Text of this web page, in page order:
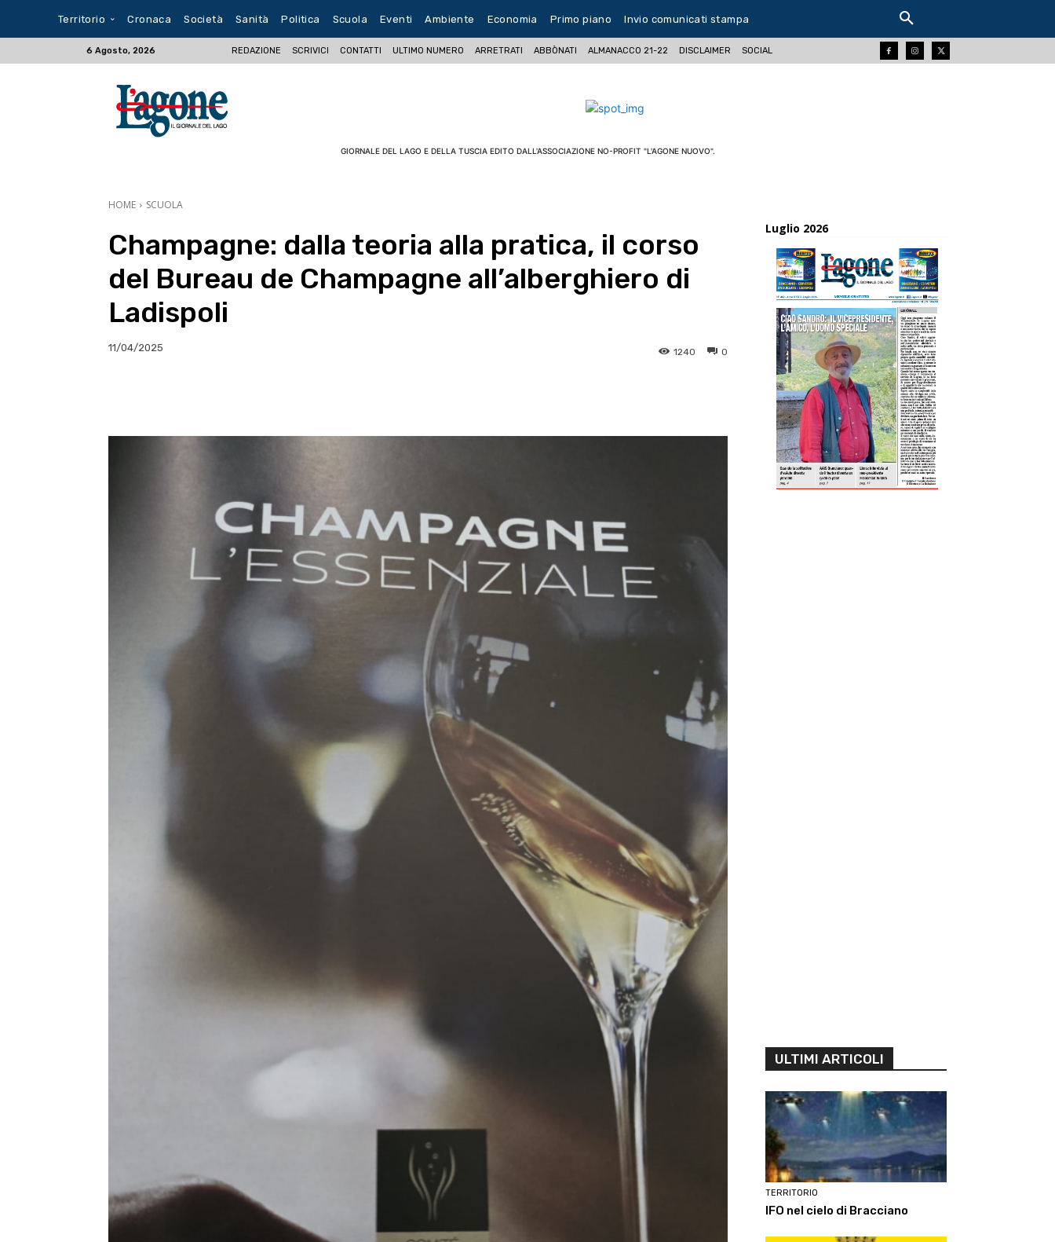
Territorio Cronaca Società Sanità Politica Scuola Eventi Ambiente Economia Primo piano Invio comunicati stampa
6 Agosto, 2026 REDAZIONE SCRIVICI CONTATTI ULTIMO NUMERO ARRETRATI ABBÒNATI ALMANACCO 21-22 DISCLAIMER SOCIAL
GIORNALE DEL LAGO E DELLA TUSCIA EDITO DALL'ASSOCIAZIONE NO-PROFIT "L'AGONE NUOVO".
HOME SCUOLA
Champagne: dalla teoria alla pratica, il corso
del Bureau de Champagne all’alberghiero di
Ladispoli
11/04/2025 0
1240
Tumblr Telegram
Luglio 2026
ULTIMI ARTICOLI
TERRITORIO
IFO nel cielo di Bracciano